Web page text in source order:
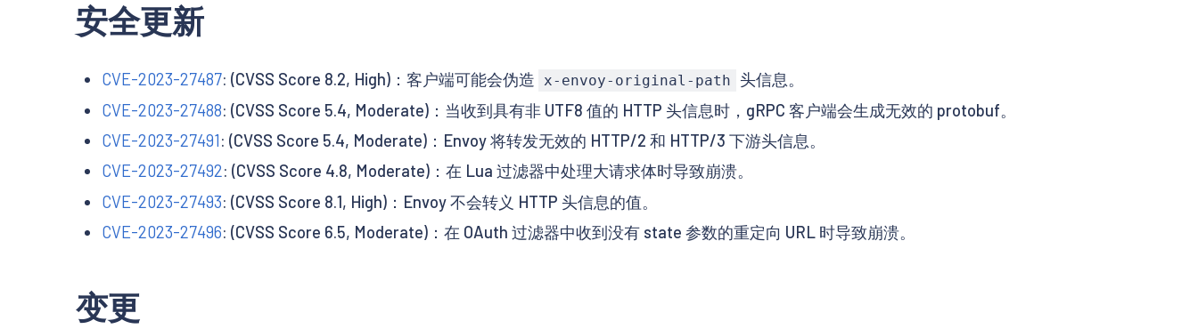
安全更新
CVE-2023-27487: (CVSS Score 8.2, High)：客户端可能会伪造 x-envoy-original-path
头信息。
CVE-2023-27488: (CVSS Score 5.4, Moderate)：当收到具有非 UTF8 值的 HTTP 头信息时，gRPC 客户端会生成无效的 protobuf。
CVE-2023-27491: (CVSS Score 5.4, Moderate)：Envoy 将转发无效的 HTTP/2 和 HTTP/3 下游头信息。
CVE-2023-27492: (CVSS Score 4.8, Moderate)：在 Lua 过滤器中处理大请求体时导致崩溃。
CVE-2023-27493: (CVSS Score 8.1, High)：Envoy 不会转义 HTTP 头信息的值。
CVE-2023-27496: (CVSS Score 6.5, Moderate)：在 OAuth 过滤器中收到没有 state 参数的重定向 URL 时导致崩溃。
变更